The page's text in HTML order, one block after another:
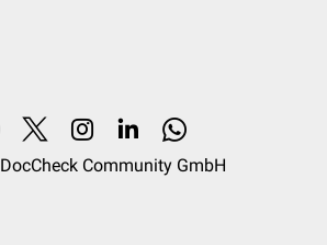
DocCheck Community GmbH